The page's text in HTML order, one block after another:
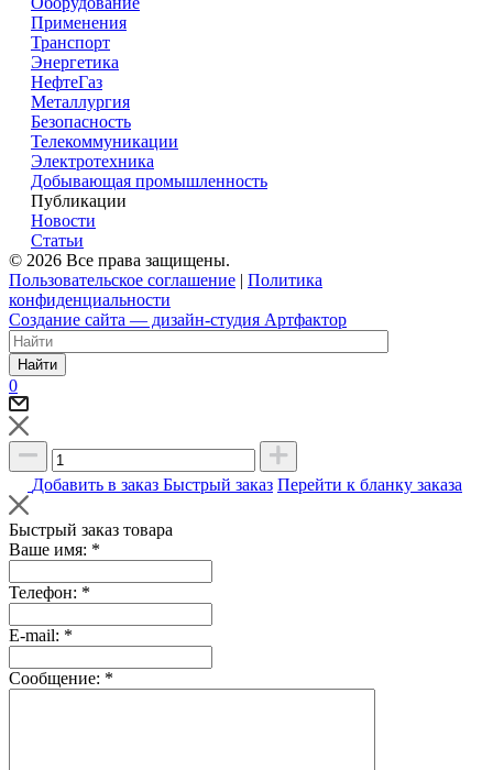
Применения
Транспорт
Энергетика
НефтеГаз
Металлургия
Безопасность
Телекоммуникации
Электротехника
Добывающая промышленность
Публикации
Новости
Статьи
© 2026 Все права защищены.
Пользовательское соглашение | Политика
конфиденциальности
Создание сайта — дизайн-студия Артфактор
Найти
0
Добавить в заказ Быстрый заказ Перейти к бланку заказа
Быстрый заказ товара
Ваше имя: *
Телефон: *
E-mail: *
Сообщение: *